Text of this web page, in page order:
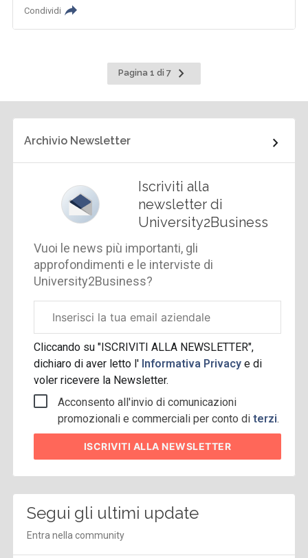
Condividi
Pagina 1 di 7
Pagina
successiva
Archivio Newsletter
Iscriviti alla
newsletter di
University2Business
Vuoi le news più importanti, gli
approfondimenti e le interviste di
University2Business?
aziendale
Cliccando su "ISCRIVITI ALLA NEWSLETTER",
dichiaro di aver letto l' Informativa Privacye di
voler ricevere la Newsletter.
Acconsento all'invio di comunicazioni
promozionali e commerciali per conto diterzi.
ISCRIVITI ALLA NEWSLETTER
Segui gli ultimi update
Entra nella community